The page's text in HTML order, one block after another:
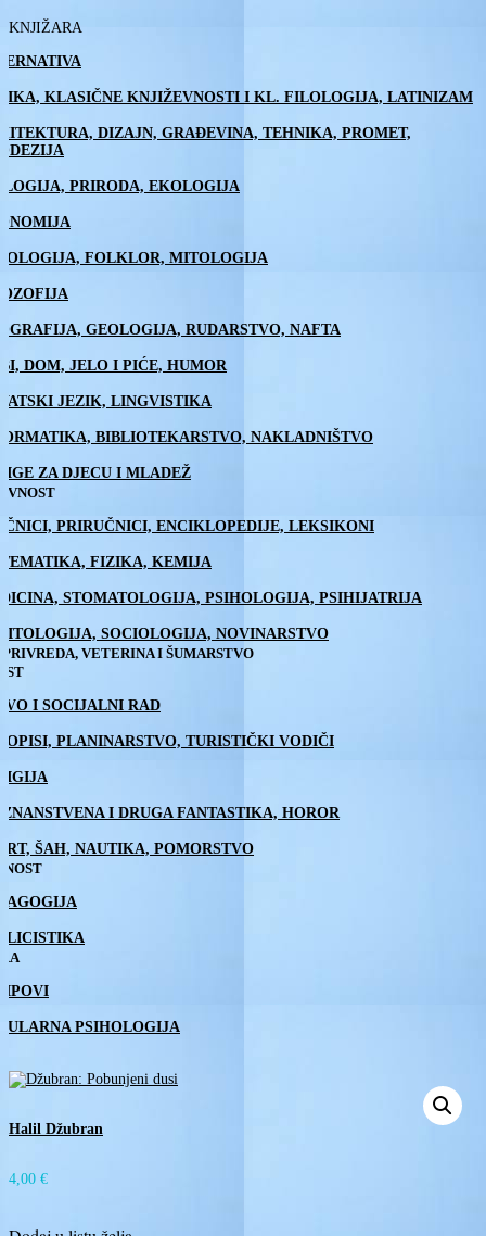
KNJIŽARA
KLASIČNE KNJIŽEVNOSTI I KL. FILOLOGIJA, LATINIZAM
DIZAJN, GRAĐEVINA, TEHNIKA, PROMET,
PRIRODA, EKOLOGIJA
FOLKLOR, MITOLOGIJA
GEOLOGIJA, RUDARSTVO, NAFTA
DOM, JELO I PIĆE, HUMOR
JEZIK, LINGVISTIKA
BIBLIOTEKARSTVO, NAKLADNIŠTVO
ZA DJECU I MLADEŽ
PRIRUČNICI, ENCIKLOPEDIJE, LEKSIKONI
FIZIKA, KEMIJA
STOMATOLOGIJA, PSIHOLOGIJA, PSIHIJATRIJA
SOCIOLOGIJA, NOVINARSTVO
VETERINA I ŠUMARSTVO
I SOCIJALNI RAD
PLANINARSTVO, TURISTIČKI VODIČI
ZNANSTVENA I DRUGA FANTASTIKA, HOROR
ŠAH, NAUTIKA, POMORSTVO
PSIHOLOGIJA
Halil Džubran
4,00 €